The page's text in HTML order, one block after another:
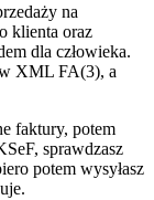
na
klienta oraz
dla człowieka.
XML FA(3), a
faktury, potem
sprawdzasz
potem wysyłasz